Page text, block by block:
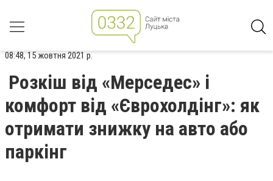
08:48, 15 жовтня 2021 р.
Розкіш від «Мерседес» і
комфорт від «Єврохолдінг»: як
отримати знижку на авто або
паркінг